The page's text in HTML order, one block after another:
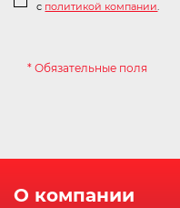
с политикой компании.
* Обязательные поля
О компании